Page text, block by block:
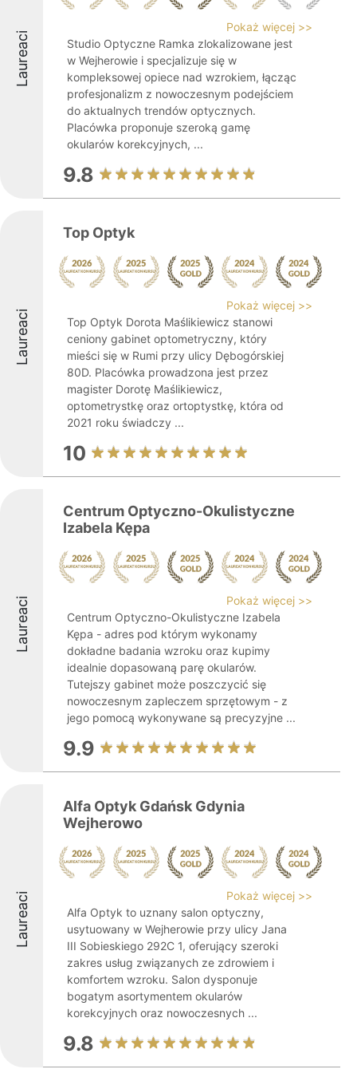
Laureaci
Pokaż więcej >>
Studio Optyczne Ramka zlokalizowane jest
w Wejherowie i specjalizuje się w
kompleksowej opiece nad wzrokiem, łącząc
profesjonalizm z nowoczesnym podejściem
do aktualnych trendów optycznych.
Placówka proponuje szeroką gamę
okularów korekcyjnych, ...
9.8
Laureaci
Top Optyk
Pokaż więcej >>
Top Optyk Dorota Maślikiewicz stanowi
ceniony gabinet optometryczny, który
mieści się w Rumi przy ulicy Dębogórskiej
80D. Placówka prowadzona jest przez
magister Dorotę Maślikiewicz,
optometrystkę oraz ortoptystkę, która od
2021 roku świadczy ...
10
Laureaci
Centrum Optyczno-Okulistyczne
Izabela Kępa
Pokaż więcej >>
Centrum Optyczno-Okulistyczne Izabela
Kępa - adres pod którym wykonamy
dokładne badania wzroku oraz kupimy
idealnie dopasowaną parę okularów.
Tutejszy gabinet może poszczycić się
nowoczesnym zapleczem sprzętowym - z
jego pomocą wykonywane są precyzyjne ...
9.9
Laureaci
Alfa Optyk Gdańsk Gdynia
Wejherowo
Pokaż więcej >>
Alfa Optyk to uznany salon optyczny,
usytuowany w Wejherowie przy ulicy Jana
III Sobieskiego 292C 1, oferujący szeroki
zakres usług związanych ze zdrowiem i
komfortem wzroku. Salon dysponuje
bogatym asortymentem okularów
korekcyjnych oraz nowoczesnych ...
9.8